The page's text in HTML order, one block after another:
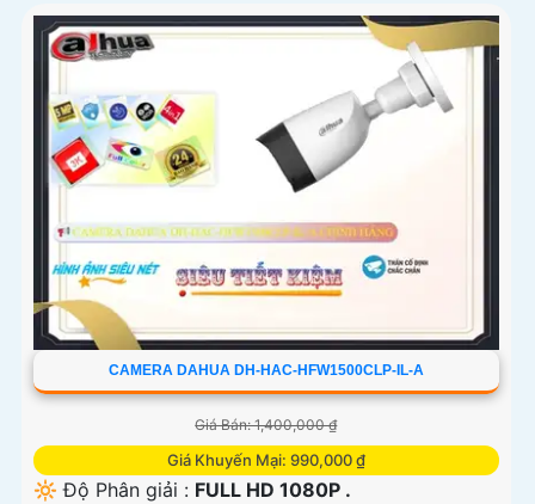
CAMERA DAHUA DH-HAC-HFW1500CLP-IL-A
Giá Bán: 1,400,000 ₫
Giá Khuyến Mại: 990,000 ₫
🔆 Độ Phân giải : FULL HD 1080P .